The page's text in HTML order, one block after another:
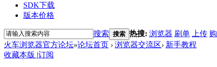
SDK下载
版本价格
搜索 搜索 热搜: 浏览器 刷单 上传
火车浏览器官方论坛»论坛首页 › 浏览器交流区› 新手教程
收藏本版 |订阅